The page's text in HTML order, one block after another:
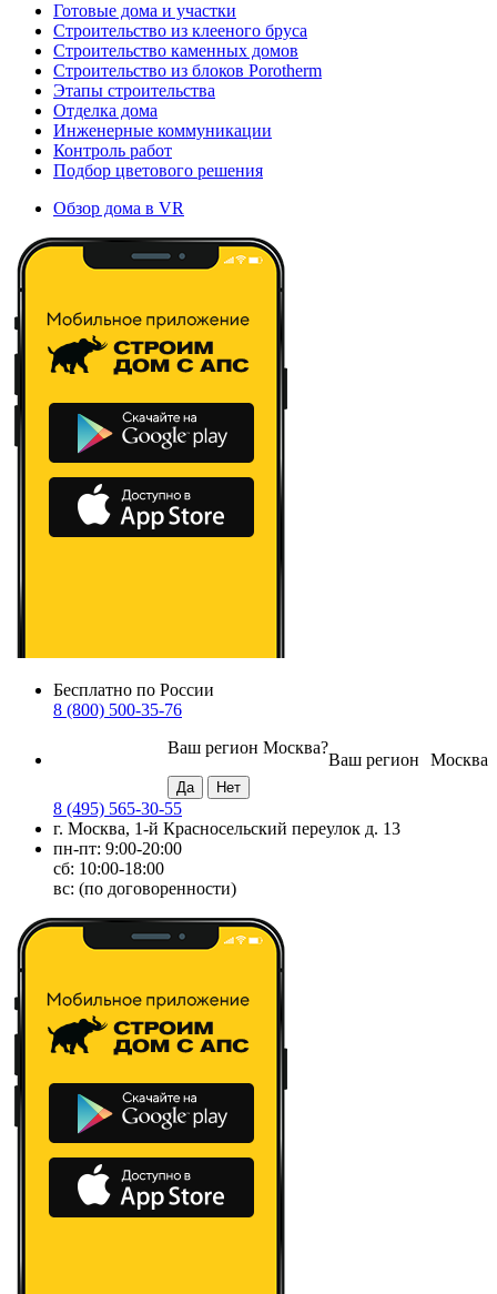
Готовые дома и участки
Строительство из клееного бруса
Строительство каменных домов
Строительство из блоков Porotherm
Этапы строительства
Отделка дома
Инженерные коммуникации
Контроль работ
Подбор цветового решения
Обзор дома в VR
Бесплатно по России
8 (800) 500-35-76
Москва
Ваш регион
Ваш регион Москва?
8 (495) 565-30-55
г. Москва, 1-й Красносельский переулок д. 13
пн-пт: 9:00-20:00
сб: 10:00-18:00
вс: (по договоренности)